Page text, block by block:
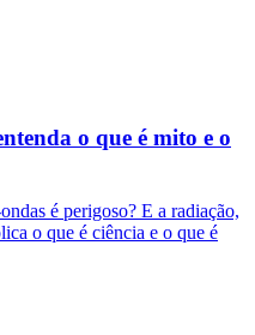
o que é mito e o
é perigoso? E a radiação,
o que é ciência e o que é